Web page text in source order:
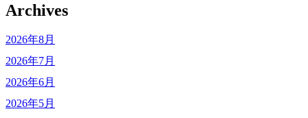
Archives
2026年8月
2026年7月
2026年6月
2026年5月